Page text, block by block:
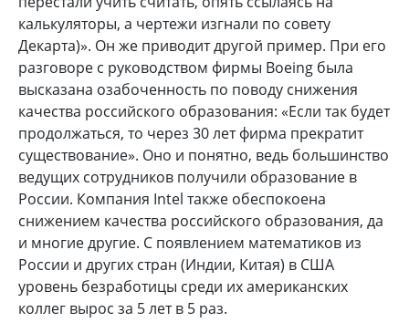
калькуляторы, а чертежи изгнали по совету
Декарта)». Он же приводит другой пример. При его
разговоре с руководством фирмы Boeing была
высказана озабоченность по поводу снижения
качества российского образования: «Если так будет
продолжаться, то через 30 лет фирма прекратит
существование». Оно и понятно, ведь большинство
ведущих сотрудников получили образование в
России. Компания Intel также обеспокоена
снижением качества российского образования, да
и многие другие. С появлением математиков из
России и других стран (Индии, Китая) в США
уровень безработицы среди их американских
коллег вырос за 5 лет в 5 раз.